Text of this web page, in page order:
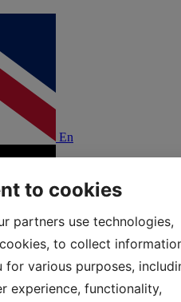
En
to cookies
partners use technologies,
to collect
for various purposes,
experience, functionality,